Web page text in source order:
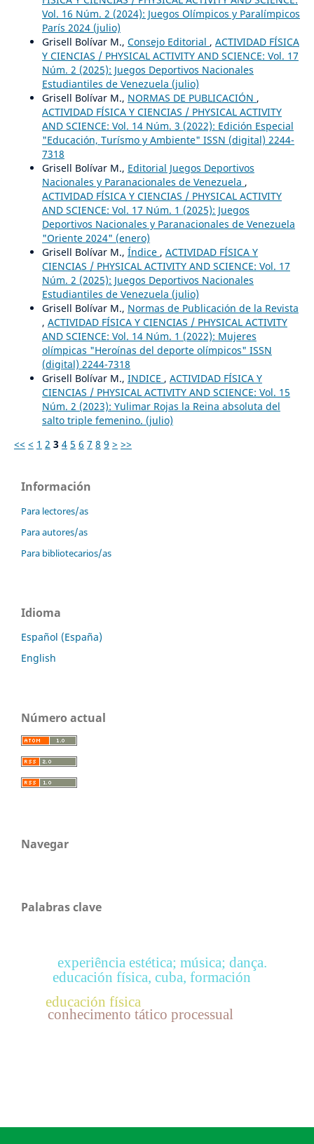
Vol. 16 Núm. 2 (2024): Juegos Olímpicos y Paralímpicos
París 2024 (julio)
Grisell Bolívar M., Consejo Editorial , ACTIVIDAD FÍSICA
Y CIENCIAS / PHYSICAL ACTIVITY AND SCIENCE: Vol. 17
Núm. 2 (2025): Juegos Deportivos Nacionales
Estudiantiles de Venezuela (julio)
Grisell Bolívar M., NORMAS DE PUBLICACIÓN ,
ACTIVIDAD FÍSICA Y CIENCIAS / PHYSICAL ACTIVITY
AND SCIENCE: Vol. 14 Núm. 3 (2022): Edición Especial
"Educación, Turísmo y Ambiente" ISSN (digital) 2244-
7318
Grisell Bolívar M., Editorial Juegos Deportivos
Nacionales y Paranacionales de Venezuela ,
ACTIVIDAD FÍSICA Y CIENCIAS / PHYSICAL ACTIVITY
AND SCIENCE: Vol. 17 Núm. 1 (2025): Juegos
Deportivos Nacionales y Paranacionales de Venezuela
"Oriente 2024" (enero)
Grisell Bolívar M., Índice , ACTIVIDAD FÍSICA Y
CIENCIAS / PHYSICAL ACTIVITY AND SCIENCE: Vol. 17
Núm. 2 (2025): Juegos Deportivos Nacionales
Estudiantiles de Venezuela (julio)
Grisell Bolívar M., Normas de Publicación de la Revista
, ACTIVIDAD FÍSICA Y CIENCIAS / PHYSICAL ACTIVITY
AND SCIENCE: Vol. 14 Núm. 1 (2022): Mujeres
olímpicas "Heroínas del deporte olímpicos" ISSN
(digital) 2244-7318
Grisell Bolívar M., INDICE , ACTIVIDAD FÍSICA Y
CIENCIAS / PHYSICAL ACTIVITY AND SCIENCE: Vol. 15
Núm. 2 (2023): Yulimar Rojas la Reina absoluta del
salto triple femenino. (julio)
<< < 1 2 3 4 5 6 7 8 9 > >>
Información
Para lectores/as
Para autores/as
Para bibliotecarios/as
Idioma
Español (España)
English
Número actual
Navegar
Palabras clave
educación física
educación física, cuba, formación
experiência estética; música; dança.
conhecimento tático processual